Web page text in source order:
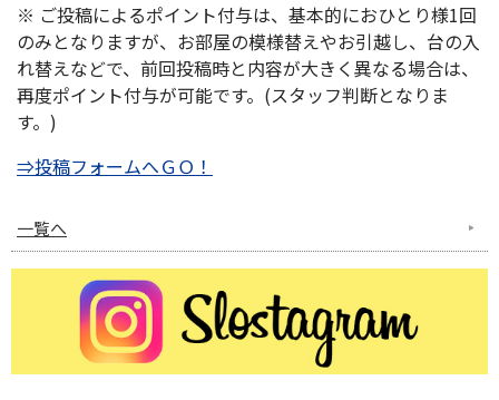
※ ご投稿によるポイント付与は、基本的におひとり様1回
のみとなりますが、お部屋の模様替えやお引越し、台の入
れ替えなどで、前回投稿時と内容が大きく異なる場合は、
再度ポイント付与が可能です。(スタッフ判断となりま
す。)
⇒投稿フォームへＧＯ！
一覧へ